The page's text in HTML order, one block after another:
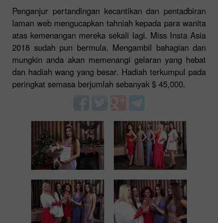
Penganjur pertandingan kecantikan dan pentadbiran
laman web mengucapkan tahniah kepada para wanita
atas kemenangan mereka sekali lagi. Miss Insta Asia
2018 sudah pun bermula. Mengambil bahagian dan
mungkin anda akan memenangi gelaran yang hebat
dan hadiah wang yang besar. Hadiah terkumpul pada
peringkat semasa berjumlah sebanyak $ 45,000.